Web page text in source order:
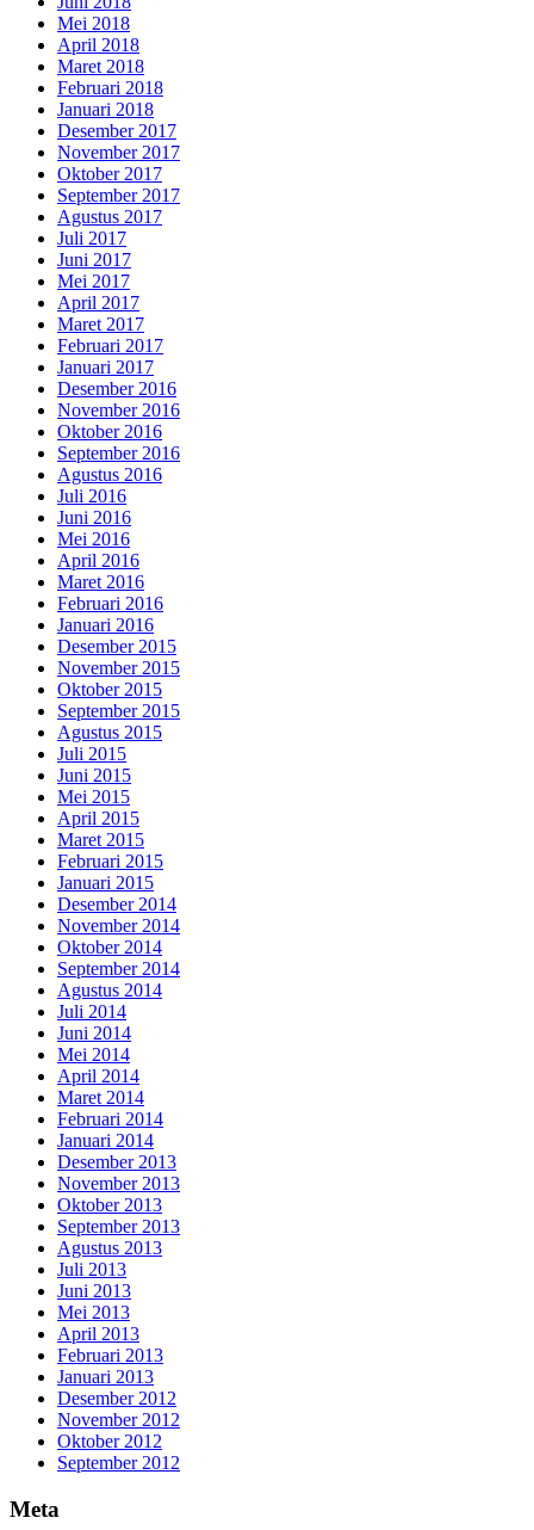
Mei 2018
April 2018
Maret 2018
Februari 2018
Januari 2018
Desember 2017
November 2017
Oktober 2017
September 2017
Agustus 2017
Juli 2017
Juni 2017
Mei 2017
April 2017
Maret 2017
Februari 2017
Januari 2017
Desember 2016
November 2016
Oktober 2016
September 2016
Agustus 2016
Juli 2016
Juni 2016
Mei 2016
April 2016
Maret 2016
Februari 2016
Januari 2016
Desember 2015
November 2015
Oktober 2015
September 2015
Agustus 2015
Juli 2015
Juni 2015
Mei 2015
April 2015
Maret 2015
Februari 2015
Januari 2015
Desember 2014
November 2014
Oktober 2014
September 2014
Agustus 2014
Juli 2014
Juni 2014
Mei 2014
April 2014
Maret 2014
Februari 2014
Januari 2014
Desember 2013
November 2013
Oktober 2013
September 2013
Agustus 2013
Juli 2013
Juni 2013
Mei 2013
April 2013
Februari 2013
Januari 2013
Desember 2012
November 2012
Oktober 2012
September 2012
Meta